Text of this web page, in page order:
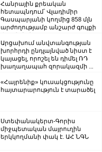
Հանրային քրեական
հետապնդում՝ Վլադիմիր
Գասպարյանի կողմից 858 մլն
արժողությամբ անշարժ գույքի
Արցախում անվտանգության
խորհրդի ընդլայնված նիստ է
կայացել, որոշել են դիմել ՌԴ
խաղաղապահ զորակազմի ...
«Հայրենիք» կուսակցությունը
հայտարարություն է տարածել
Ստեփանակերտ-Գորիս
միջպետական մայրուղին
երկկողմանի փակ է. ԱՀ ՆԳՆ